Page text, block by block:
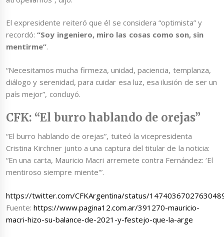
El expresidente reiteró que él se considera “optimista” y
recordó:“Soy ingeniero, miro las cosas como son, sin
mentirme”.
“Necesitamos mucha firmeza, unidad, paciencia, templanza,
diálogo y serenidad, para cuidar esa luz, esa ilusión de ser un
país mejor”, concluyó.
CFK: “El burro hablando de orejas”
“El burro hablando de orejas”, tuiteó la vicepresidenta
Cristina Kirchner junto a una captura del titular de la noticia:
“En una carta, Mauricio Macri arremete contra Fernández: ‘El
mentiroso siempre miente'”.
https://twitter.com/CFKArgentina/status/
Fuente:https://www.pagina12.com.ar/391270-mauricio-
macri-hizo-su-balance-de-2021-y-festejo-que-la-arge